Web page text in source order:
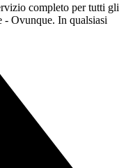
completo per tutti gli
Ovunque. In qualsiasi